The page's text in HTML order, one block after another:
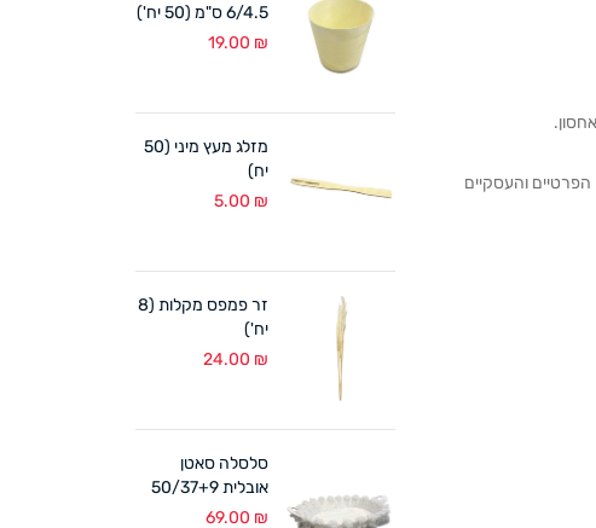
אנו משרתים את לקוחותנו הפרטיים והעסקיים
6/4.5 ס"מ (50 יח')
19.00 ₪
מזלג מעץ מיני (50
יח)
5.00 ₪
זר פמפס מקלות (8
יח')
24.00 ₪
סלסלה סאטן
אובלית 50/37+9
ס"מ לבן
69.00 ₪